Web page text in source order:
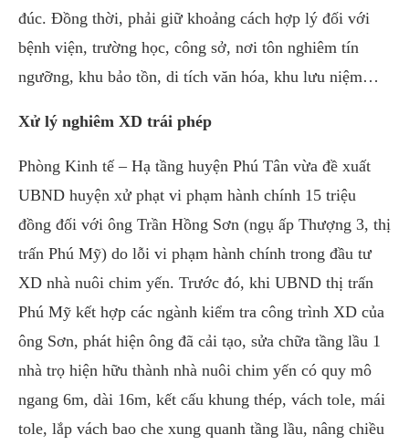
đúc. Đồng thời, phải giữ khoảng cách hợp lý đối với
bệnh viện, trường học, công sở, nơi tôn nghiêm tín
ngưỡng, khu bảo tồn, di tích văn hóa, khu lưu niệm…
Xử lý nghiêm XD trái phép
Phòng Kinh tế – Hạ tầng huyện Phú Tân vừa đề xuất
UBND huyện xử phạt vi phạm hành chính 15 triệu
đồng đối với ông Trần Hồng Sơn (ngụ ấp Thượng 3, thị
trấn Phú Mỹ) do lỗi vi phạm hành chính trong đầu tư
XD nhà nuôi chim yến. Trước đó, khi UBND thị trấn
Phú Mỹ kết hợp các ngành kiểm tra công trình XD của
ông Sơn, phát hiện ông đã cải tạo, sửa chữa tầng lầu 1
nhà trọ hiện hữu thành nhà nuôi chim yến có quy mô
ngang 6m, dài 16m, kết cấu khung thép, vách tole, mái
tole, lắp vách bao che xung quanh tầng lầu, nâng chiều